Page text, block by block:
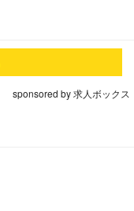
sponsored by 求人ボックス